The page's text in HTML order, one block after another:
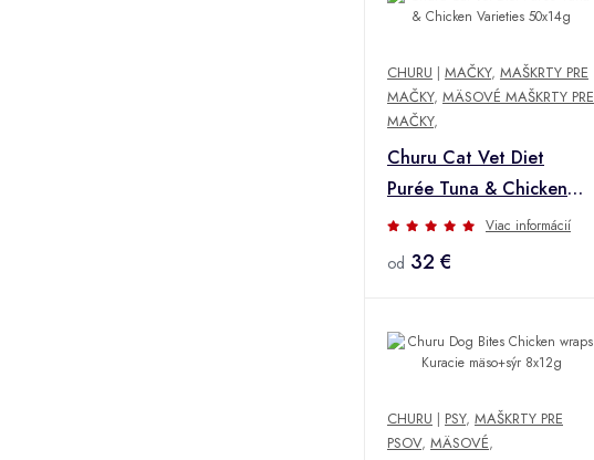
CHURU | MAČKY, MAŠKRTY PRE
MAČKY, MÄSOVÉ MAŠKRTY PRE
MAČKY,
Churu Cat Vet Diet
Purée Tuna & Chicken
Varieties 50x14gViac informácií
od 32 €
CHURU | PSY, MAŠKRTY PRE
PSOV, MÄSOVÉ,